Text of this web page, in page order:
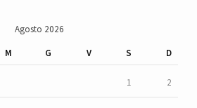
Agosto 2026
M G V S D
1 2